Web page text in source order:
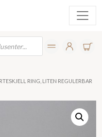
RING, LITEN REGULERBAR